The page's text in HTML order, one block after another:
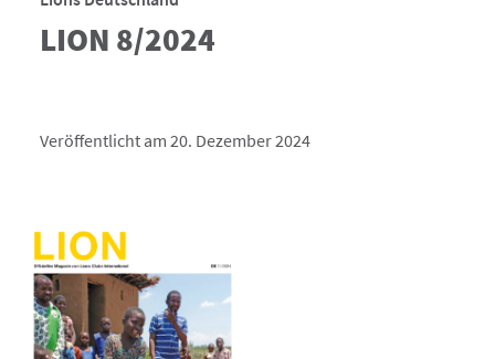
LION 8/2024
Veröffentlicht am 20. Dezember 2024